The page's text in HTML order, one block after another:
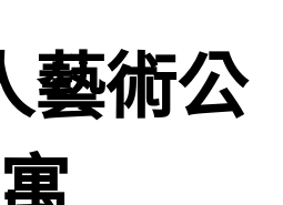
藝術公
寓